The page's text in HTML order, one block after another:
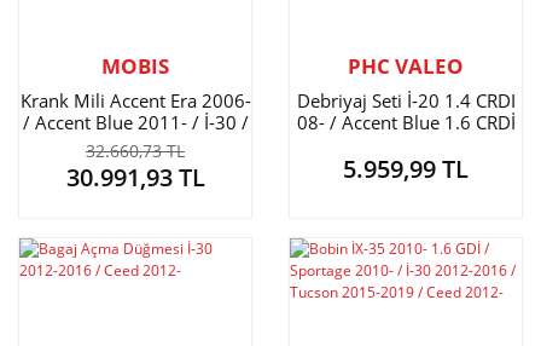
MOBIS
Krank Mili Accent Era 2006-
/ Accent Blue 2011- / İ-30 /
Getz / Ceed / Cerato / Rio
Dizel
32.660,73 TL
30.991,93 TL
PHC VALEO
Debriyaj Seti İ-20 1.4 CRDI
08- / Accent Blue 1.6 CRDİ
İ-30 1.6 Dizel 6 İleri
5.959,99 TL